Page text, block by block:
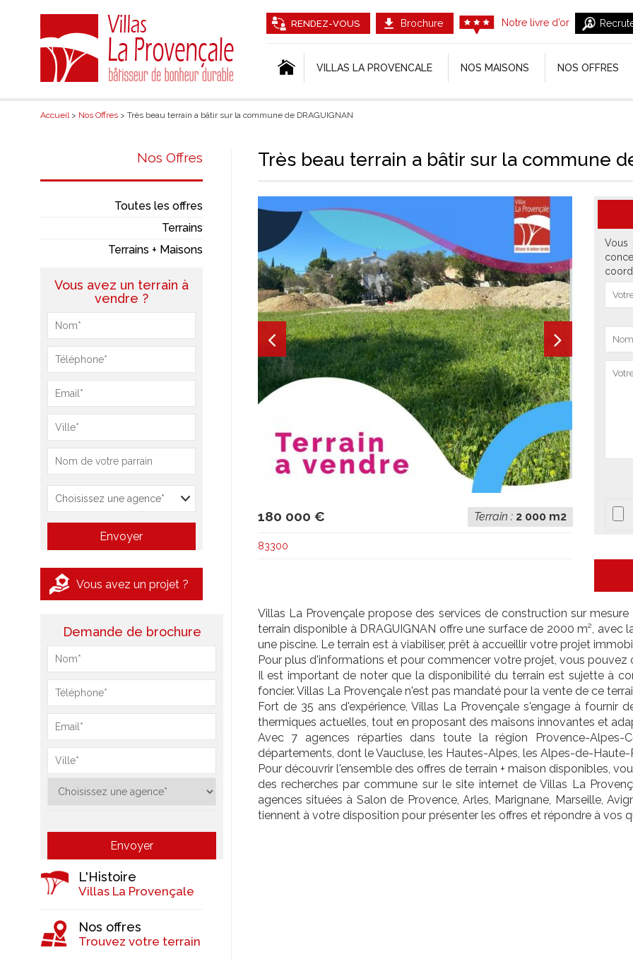
RENDEZ-VOUS Brochure Notre livre d’or
VILLAS LA PROVENCALE NOS MAISONS NOS OFFRES
Accueil> Nos Offres > Très beau terrain a bâtir sur la commune de DRAGUIGNAN
Très beau terrain a bâtir sur la commune
180 000 € Terrain : 2 000 m2
83300
Vous
Villas La Provençale propose des services de construction sur
terrain disponible à DRAGUIGNAN offre une surface de 2000 m²,
une piscine. Le terrain est à viabiliser, prêt à accueillir votre projet
Pour plus d'informations et pour commencer votre projet, vous pouvez
Il est important de noter que la disponibilité du terrain est sujette à
foncier. Villas La Provençale n'est pas mandaté pour la vente de ce
Fort de 35 ans d'expérience, Villas La Provençale s'engage à fournir
thermiques actuelles, tout en proposant des maisons innovantes et
Avec 7 agences réparties dans toute la région Provence-Alpes-
départements, dont le Vaucluse, les Hautes-Alpes, les Alpes-de-
Pour découvrir l'ensemble des offres de terrain + maison disponibles,
des recherches par commune sur le site internet de Villas La
agences situées à Salon de Provence, Arles, Marignane, Marseille,
tiennent à votre disposition pour présenter les offres et répondre à vos
Nos Offres
Toutes les offres
Terrains
Terrains + Maisons
Vous avez un terrain à
vendre ?
Vous avez un projet ?
Demande de brochure
L'Histoire
Villas La Provençale
Nos offres
Trouvez votre terrain